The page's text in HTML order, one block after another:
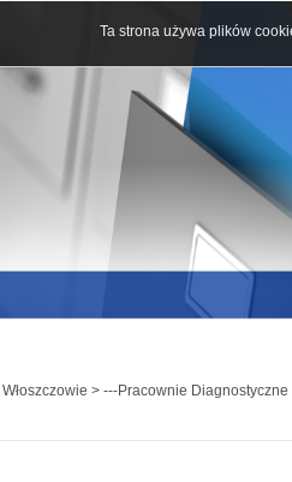
> ---Pracownie Diagnostyczne
Ta strona używa plików